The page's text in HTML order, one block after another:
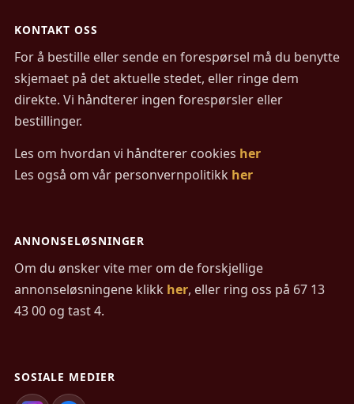
KONTAKT OSS
For å bestille eller sende en forespørsel må du benytte
skjemaet på det aktuelle stedet, eller ringe dem
direkte. Vi håndterer ingen forespørsler eller
bestillinger.
Les om hvordan vi håndterer cookies her
Les også om vår personvernpolitikk her
ANNONSELØSNINGER
Om du ønsker vite mer om de forskjellige
annonseløsningene klikk her, eller ring oss på 67 13
43 00 og tast 4.
SOSIALE MEDIER